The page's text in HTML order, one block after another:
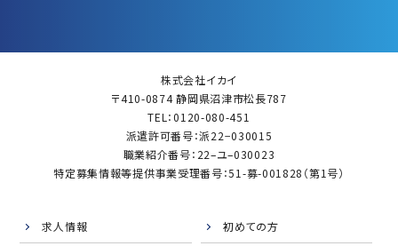
株式会社イカイ
〒410-0874 静岡県沼津市松長787
TEL：0120-080-451
派遣許可番号：派22−030015
職業紹介番号：22–ユ–030023
特定募集情報等提供事業受理番号：51-募-001828（第1号）
求人情報 初めての方